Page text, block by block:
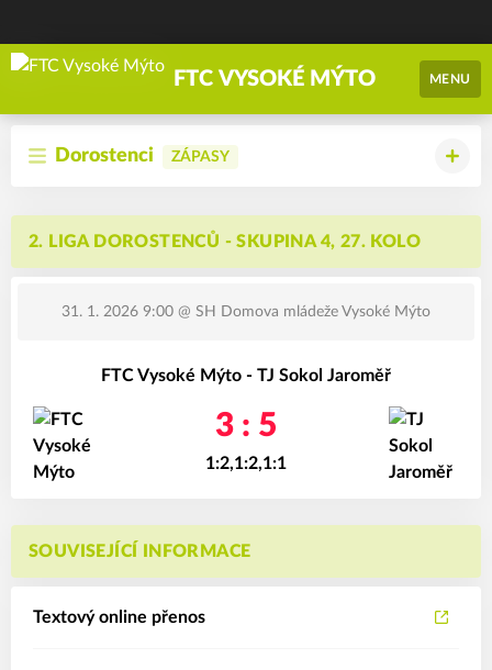
FTC VYSOKÉ MÝTO MENU
Dorostenci ZÁPASY
2. LIGA DOROSTENCŮ - SKUPINA 4, 27. KOLO
31. 1. 2026 9:00 @ SH Domova mládeže Vysoké Mýto
FTC Vysoké Mýto - TJ Sokol Jaroměř
3 : 5
1:2,1:2,1:1
SOUVISEJÍCÍ INFORMACE
Textový online přenos